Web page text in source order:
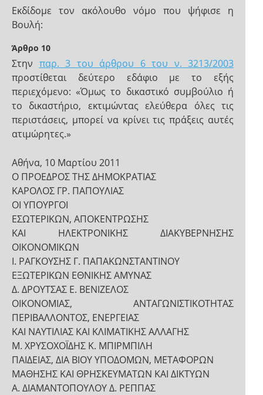
Εκδίδομε τον ακόλουθο νόμο που ψήφισε η
Βουλή:
Άρθρο 10
Στην παρ. 3 του άρθρου 6 του ν. 3213/2003
προστίθεται δεύτερο εδάφιο με το εξής
περιεχόμενο: «Όμως το δικαστικό συμβούλιο ή
το δικαστήριο, εκτιμώντας ελεύθερα όλες τις
περιστάσεις, μπορεί να κρίνει τις πράξεις αυτές
ατιμώρητες.»
Αθήνα, 10 Μαρτίου 2011
Ο ΠΡΟΕΔΡΟΣ ΤΗΣ ΔΗΜΟΚΡΑΤΙΑΣ
ΚΑΡΟΛΟΣ ΓΡ. ΠΑΠΟΥΛΙΑΣ
ΟΙ ΥΠΟΥΡΓΟΙ
ΕΣΩΤΕΡΙΚΩΝ, ΑΠΟΚΕΝΤΡΩΣΗΣ
ΚΑΙ ΗΛΕΚΤΡΟΝΙΚΗΣ ΔΙΑΚΥΒΕΡΝΗΣΗΣ
ΟΙΚΟΝΟΜΙΚΩΝ
Ι. ΡΑΓΚΟΥΣΗΣ Γ. ΠΑΠΑΚΩΝΣΤΑΝΤΙΝΟΥ
ΕΞΩΤΕΡΙΚΩΝ ΕΘΝΙΚΗΣ ΑΜΥΝΑΣ
Δ. ΔΡΟΥΤΣΑΣ Ε. ΒΕΝΙΖΕΛΟΣ
ΟΙΚΟΝΟΜΙΑΣ, ΑΝΤΑΓΩΝΙΣΤΙΚΟΤΗΤΑΣ
ΠΕΡΙΒΑΛΛΟΝΤΟΣ, ΕΝΕΡΓΕΙΑΣ
ΚΑΙ ΝΑΥΤΙΛΙΑΣ ΚΑΙ ΚΛΙΜΑΤΙΚΗΣ ΑΛΛΑΓΗΣ
Μ. ΧΡΥΣΟΧΟΪΔΗΣ Κ. ΜΠΙΡΜΠΙΛΗ
ΠΑΙΔΕΙΑΣ, ΔΙΑ ΒΙΟΥ ΥΠΟΔΟΜΩΝ, ΜΕΤΑΦΟΡΩΝ
ΜΑΘΗΣΗΣ ΚΑΙ ΘΡΗΣΚΕΥΜΑΤΩΝ ΚΑΙ ΔΙΚΤΥΩΝ
Α. ΔΙΑΜΑΝΤΟΠΟΥΛΟΥ Δ. ΡΕΠΠΑΣ